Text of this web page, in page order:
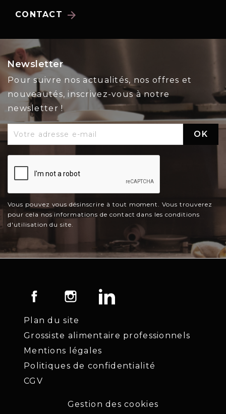
CONTACT arrow_forward
Newsletter
Pour suivre nos actualités, nos offres et
nouveautés, inscrivez-vous à notre
newsletter !
Vous pouvez vous désinscrire à tout moment. Vous trouverez
pour cela nos informations de contact dans les conditions
d'utilisation du site.
Facebook Instagram
Plan du site
Grossiste alimentaire professionnels
Mentions légales
Politiques de confidentialité
CGV
Gestion des cookies